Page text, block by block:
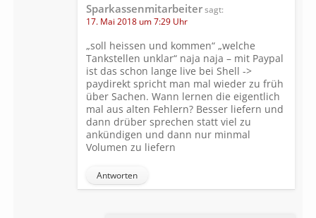
Sparkassenmitarbeitersagt:
17. Mai 2018 um 7:29 Uhr
„soll heissen und kommen“ „welche
Tankstellen unklar“ naja naja – mit Paypal
ist das schon lange live bei Shell ->
paydirekt spricht man mal wieder zu früh
über Sachen. Wann lernen die eigentlich
mal aus alten Fehlern? Besser liefern und
dann drüber sprechen statt viel zu
ankündigen und dann nur minmal
Volumen zu liefern
Antworten